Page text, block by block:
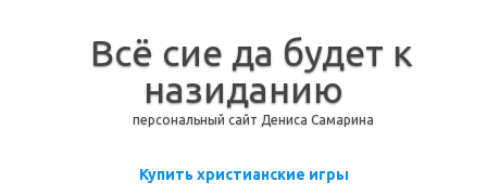
Всё сие да будет к
назиданию
персональный сайт Дениса Самарина
Перейти к содержимому
Купить христианские игры